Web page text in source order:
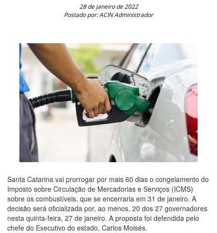
28 de janeiro de 2022
Postado por: ACIN Administrador
Santa Catarina vai prorrogar por mais 60 dias o congelamento do
Imposto sobre Circulação de Mercadorias e Serviços (ICMS)
sobre os combustíveis, que se encerraria em 31 de janeiro. A
decisão será oficializada por, ao menos, 20 dos 27 governadores
nesta quinta-feira, 27 de janeiro. A proposta foi defendida pelo
chefe do Executivo do estado, Carlos Moisés.